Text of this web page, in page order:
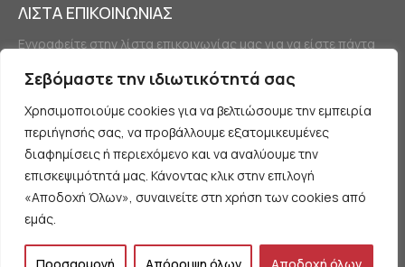
Σεβόμαστε την ιδιωτικότητά σας
Χρησιμοποιούμε cookies για να βελτιώσουμε την εμπειρία
περιήγησής σας, να προβάλλουμε εξατομικευμένες
διαφημίσεις ή περιεχόμενο και να αναλύουμε την
επισκεψιμότητά μας. Κάνοντας κλικ στην επιλογή
«Αποδοχή Όλων», συναινείτε στη χρήση των cookies από
εμάς.
ΛΙΣΤΑ ΕΠΙΚΟΙΝΩΝΙΑΣ
Εγγραφείτε στην λίστα επικοινωνίας μας για να είστε πάντα
Εγγραφή